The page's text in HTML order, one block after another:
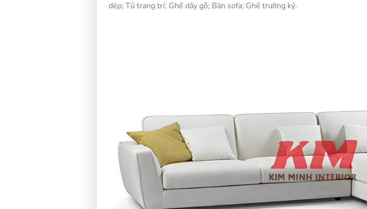
dép; Tủ trang trí; Ghế dây gỗ; Bàn sofa; Ghế trường kỷ.